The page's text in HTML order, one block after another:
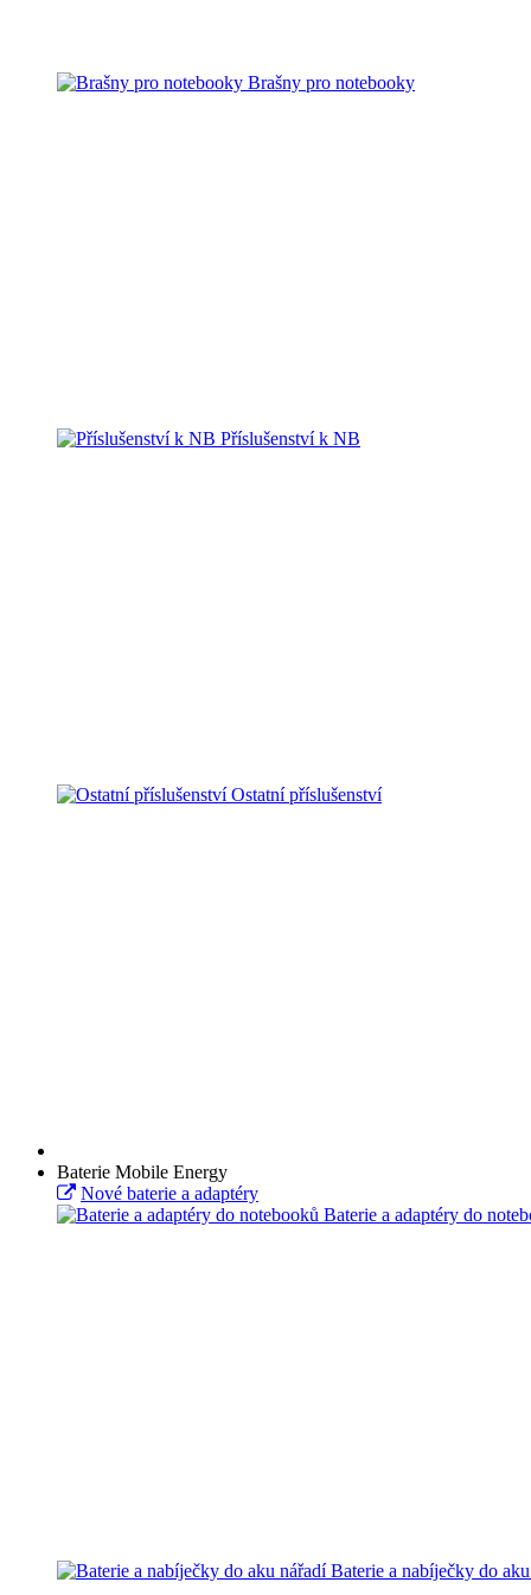
Brašny pro notebooky
Příslušenství k NB
Ostatní příslušenství
Baterie Mobile Energy
Nové baterie a adaptéry
Baterie a adaptéry do
Baterie a nabíječky do